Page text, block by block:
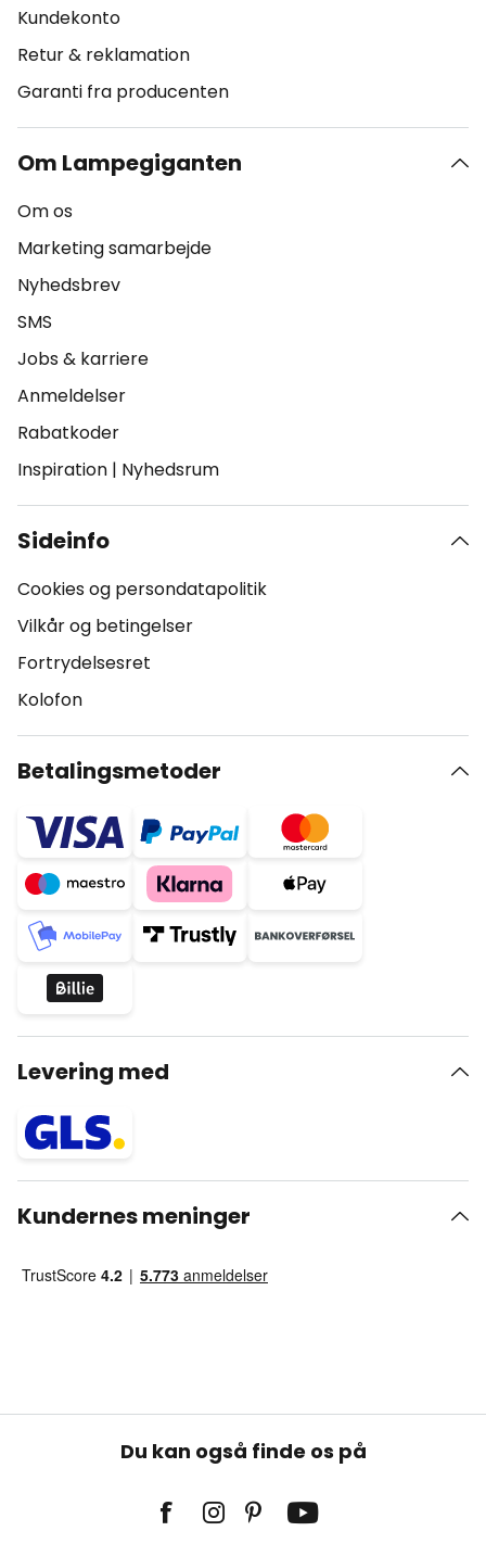
Kundekonto
Retur & reklamation
Garanti fra producenten
Om Lampegiganten
Om os
Marketing samarbejde
Nyhedsbrev
SMS
Jobs & karriere
Anmeldelser
Rabatkoder
Inspiration | Nyhedsrum
Sideinfo
Cookies og persondatapolitik
Vilkår og betingelser
Fortrydelsesret
Kolofon
Betalingsmetoder
Levering med
Kundernes meninger
Du kan også finde os på